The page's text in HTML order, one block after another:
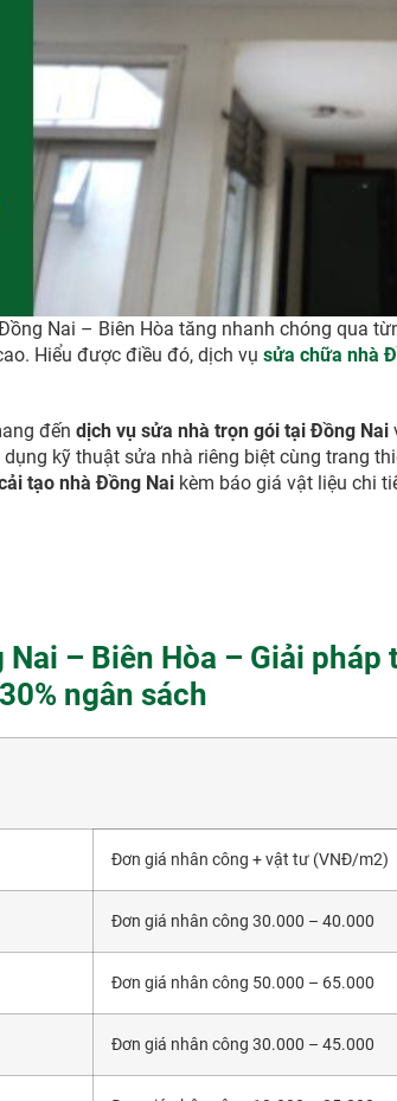
Nai – Biên Hòa tăng nhanh chóng qua
Hiểu được điều đó, dịch vụ sửa chữa nhà
đến dịch vụ sửa nhà trọn gói tại Đồng Nai
kỹ thuật sửa nhà riêng biệt cùng trang
tạo nhà Đồng Nai kèm báo giá vật liệu chi
– Biên Hòa – Giải pháp
ngân sách
Đơn giá nhân công + vật tư (VNĐ/m2)
Đơn giá nhân công 30.000 – 40.000
Đơn giá nhân công 50.000 – 65.000
Đơn giá nhân công 30.000 – 45.000